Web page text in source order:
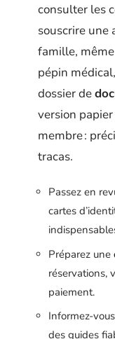
consulter les
souscrire une
famille,
pépin
dossier de
version
membre :
tracas.
Passez en
cartes
Préparez une
réservations,
paiement.
Informez-
des guides